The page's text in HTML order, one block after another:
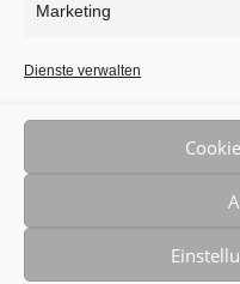
Marketing
Dienste verwalten
Köln • 0221 - 589 105 55 •